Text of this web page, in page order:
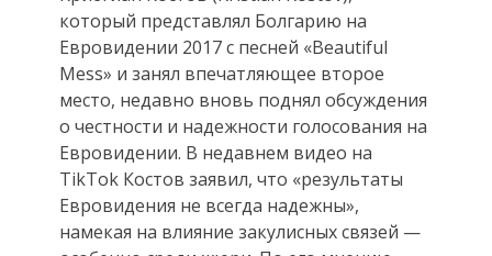
который представлял Болгарию на
Евровидении 2017 с песней «Beautiful
Mess» и занял впечатляющее второе
место, недавно вновь поднял обсуждения
о честности и надежности голосования на
Евровидении. В недавнем видео на
TikTok Костов заявил, что «результаты
Евровидения не всегда надежны»,
намекая на влияние закулисных связей —